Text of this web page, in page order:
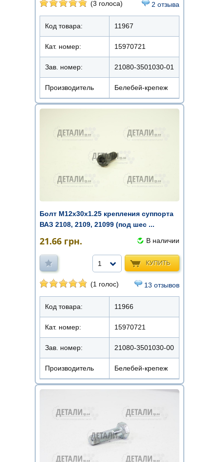
(3 голоса) 2 отзыва
Код товара: 11967
Кат. номер: 15970721
Зав. номер: 21080-3501030-01
Производитель Белебей-крепеж
Болт М12х30х1.25 крепления суппорта
ВАЗ 2108, 2109, 21099 (под шес ...
21.66 грн. В наличии
КУПИТЬ
1
(1 голос) 13 отзывов
Код товара: 11966
Кат. номер: 15970721
Зав. номер: 21080-3501030-00
Производитель Белебей-крепеж